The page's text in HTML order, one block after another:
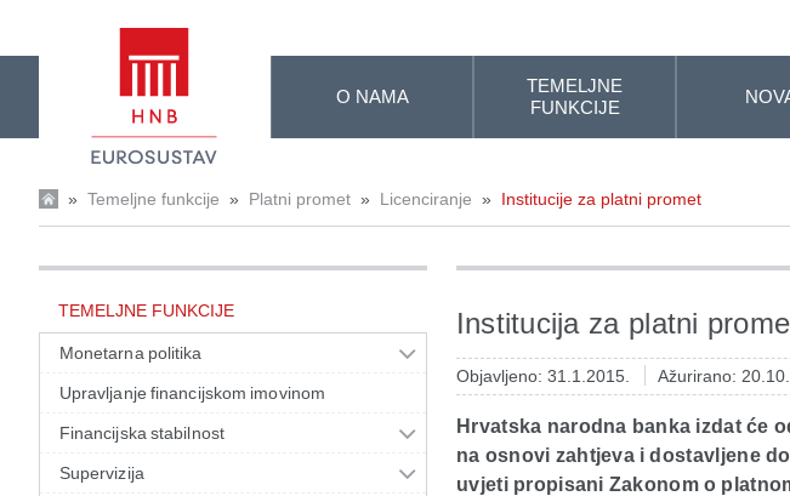
O NAMA
TEMELJNE
FUNKCIJE
» Temeljne funkcije » Platni promet » Licenciranje » Institucije za platni promet
TEMELJNE FUNKCIJE
Monetarna politika
Upravljanje financijskom imovinom
Financijska stabilnost
Supervizija
Institucija za platni
Objavljeno: 31.1.2015. Ažurirano:
Hrvatska narodna banka izdat će
na osnovi zahtjeva i dostavljene
uvjeti propisani Zakonom o